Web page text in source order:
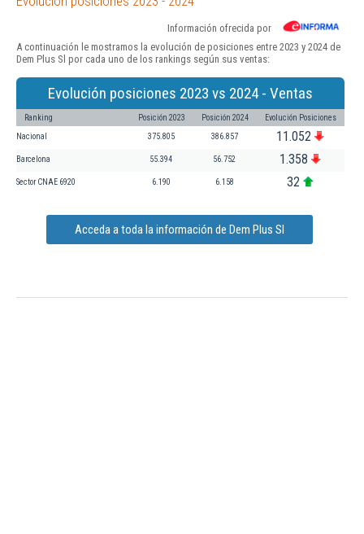
Información ofrecida por
A continuación le mostramos la evolución de posiciones entre 2023 y 2024 de
Dem Plus Sl por cada uno de los rankings según sus ventas:
Evolución posiciones 2023 vs 2024 - Ventas
Ranking Posición 2023 Posición 2024 Evolución Posiciones
Nacional 375.805 386.857 11.052
Barcelona 55.394 56.752 1.358
Sector CNAE 6920 6.190 6.158 32
Acceda a toda la información de Dem Plus Sl